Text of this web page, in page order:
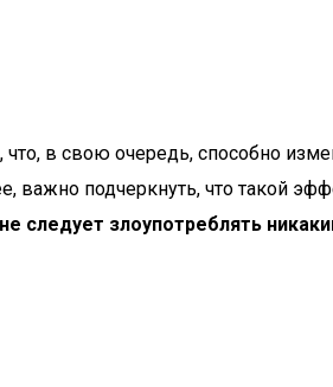
в свою очередь, способно
подчеркнуть, что такой
не следует злоупотреблять